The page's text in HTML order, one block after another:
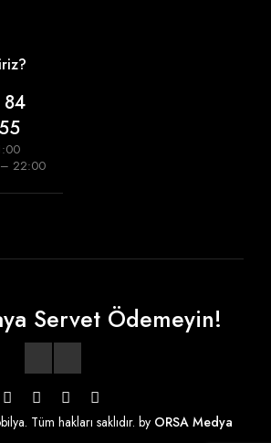
– 22:00
Servet Ödemeyin!
Tüm hakları saklıdır. by ORSA Medya